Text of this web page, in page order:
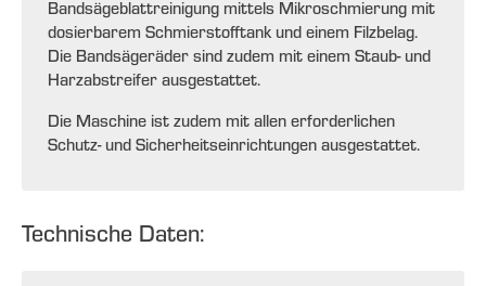
Bandsägeblattreinigung mittels Mikroschmierung mit
dosierbarem Schmierstofftank und einem Filzbelag.
Die Bandsägeräder sind zudem mit einem Staub- und
Harzabstreifer ausgestattet.
Die Maschine ist zudem mit allen erforderlichen
Schutz- und Sicherheitseinrichtungen ausgestattet.
Technische Daten: